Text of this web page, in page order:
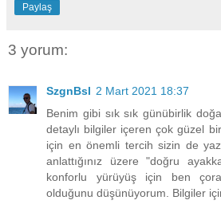
Paylaş
3 yorum:
SzgnBsl 2 Mart 2021 18:37
Benim gibi sık sık günübirlik
detaylı bilgiler içeren çok güzel
için en önemli tercih sizin de
anlattığınız üzere "doğru
konforlu yürüyüş için ben
olduğunu düşünüyorum. Bilgiler